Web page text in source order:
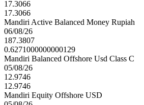
17.3066
17.3066
Mandiri Active Balanced Money Rupiah
06/08/26
187.3807
0.6271000000000129
Mandiri Balanced Offshore Usd Class C
05/08/26
12.9746
12.9746
Mandiri Equity Offshore USD